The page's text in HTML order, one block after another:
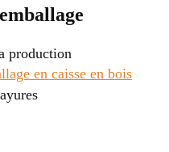
production
en caisse en bois